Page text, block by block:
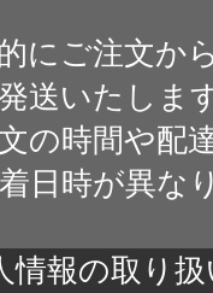
にご注文か
送いたしま
の時間や配
日時が異な
情報の取り